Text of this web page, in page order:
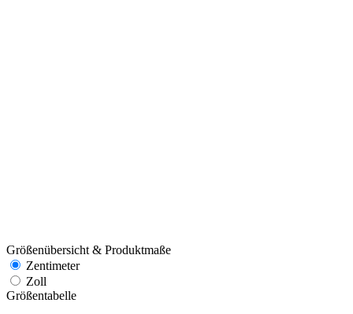
Größenübersicht & Produktmaße
Zentimeter
Zoll
Größentabelle